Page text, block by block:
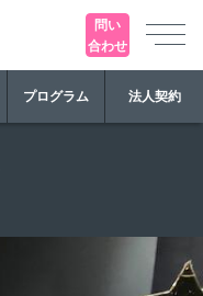
問い
合わせ
プログラム 法人契約